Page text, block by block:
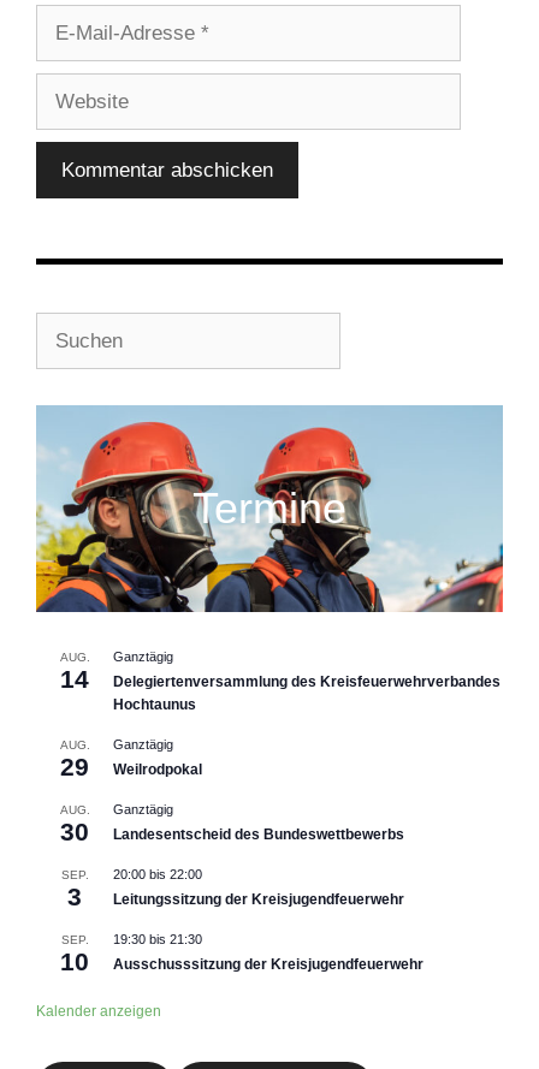
Adresse
Termine
AUG.
14
Ganztägig
Delegiertenversammlung des Kreisfeuerwehrverbandes
Hochtaunus
AUG.
29
Ganztägig
Weilrodpokal
AUG.
30
Ganztägig
Landesentscheid des Bundeswettbewerbs
SEP.
3
20:00 bis 22:00
Leitungssitzung der Kreisjugendfeuerwehr
SEP.
10
19:30 bis 21:30
Ausschusssitzung der Kreisjugendfeuerwehr
Kalender anzeigen